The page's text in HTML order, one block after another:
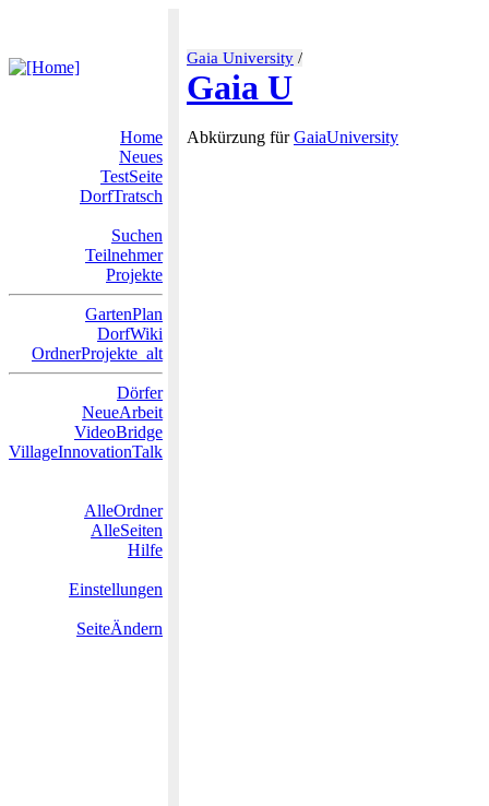
Gaia University /
Gaia U
Home
Neues
TestSeite
DorfTratsch
Suchen
Teilnehmer
Projekte
GartenPlan
DorfWiki
OrdnerProjekte_alt
Dörfer
NeueArbeit
VideoBridge
VillageInnovationTalk
AlleOrdner
AlleSeiten
Hilfe
Einstellungen
SeiteÄndern
Abkürzung fürGaiaUniversity